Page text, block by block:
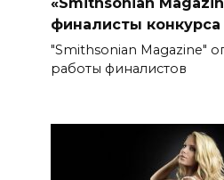
финалисты конкурса
"Smithsonian Magazine"
работы финалистов